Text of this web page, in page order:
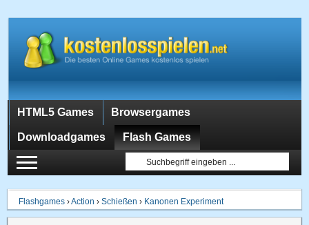
HTML5 Games Browsergames
Downloadgames Flash Games
Flashgames ›Action ›Schießen › Kanonen Experiment